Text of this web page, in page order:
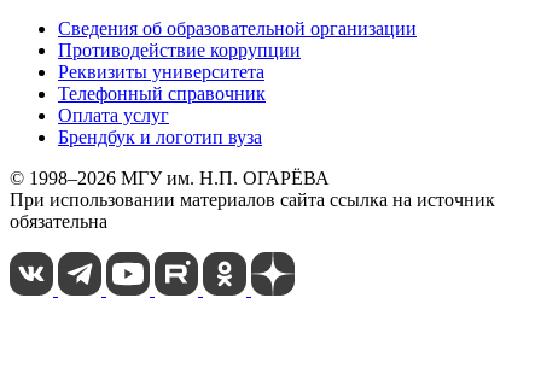
Сведения об образовательной организации
Противодействие коррупции
Реквизиты университета
Телефонный справочник
Оплата услуг
Брендбук и логотип вуза
© 1998–2026 МГУ им. Н.П. ОГАРЁВА
При использовании материалов сайта ссылка на источник
обязательна